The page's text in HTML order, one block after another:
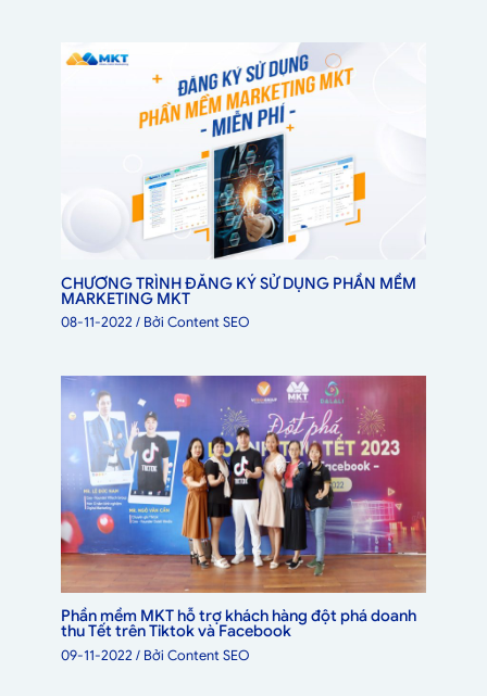
CHƯƠNG TRÌNH ĐĂNG KÝ SỬ DỤNG PHẦN MỀM
MARKETING MKT
08-11-2022/ BởiContent SEO
Phần mềm MKT hỗ trợ khách hàng đột phá doanh
thu Tết trên Tiktok và Facebook
09-11-2022/ BởiContent SEO